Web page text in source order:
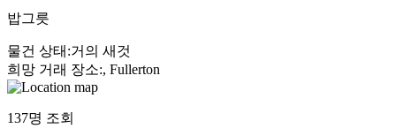
밥그릇
물건 상태 :거의 새것
희망 거래 장소:, Fullerton
137명 조회